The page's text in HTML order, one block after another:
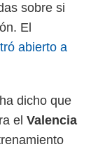
sobre si
El
abierto a
ha dicho que
el Valencia